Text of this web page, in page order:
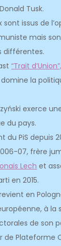
Tusk.
sont issus de
mais
différentes.
“Trait d’Union”,
la
exerce
du pays.
du PiS depuis
07, frère
Lech et
en 2015.
en
à la
de son
de Plateforme